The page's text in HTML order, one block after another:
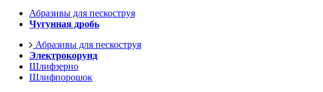
Абразивы для пескоструя
Чугунная дробь
Абразивы для пескоструя
Электрокорунд
Шлифзерно
Шлифпорошок